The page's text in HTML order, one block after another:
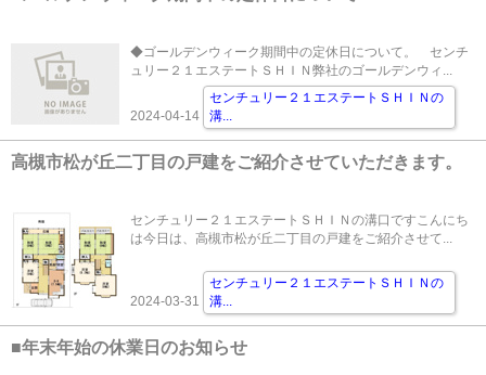
◆ゴールデンウィーク期間中の定休日について。 センチ
ュリー２１エステートＳＨＩＮ弊社のゴールデンウィ...
2024-04-14
センチュリー２１エステートＳＨＩＮの
溝...
高槻市松が丘二丁目の戸建をご紹介させていただきます。
センチュリー２１エステートＳＨＩＮの溝口ですこんにち
は今日は、高槻市松が丘二丁目の戸建をご紹介させて...
2024-03-31
センチュリー２１エステートＳＨＩＮの
溝...
■年末年始の休業日のお知らせ